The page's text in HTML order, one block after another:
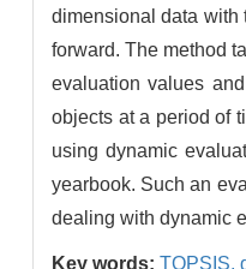
dimensional data with
forward. The method
evaluation values
objects at a period of
using dynamic
yearbook. Such an
dealing with dynamic
Key words: TOPSIS,